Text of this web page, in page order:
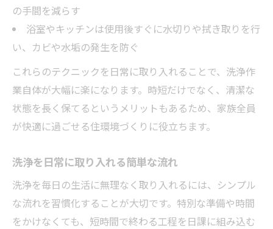
の手間を減らす
浴室やキッチンは使用後すぐに水切りや拭き取りを行
い、カビや水垢の発生を防ぐ
これらのテクニックを日常に取り入れることで、洗浄作
業自体が大幅に楽になります。時短だけでなく、清潔な
状態を長く保てるというメリットもあるため、家族全員
が快適に過ごせる住環境づくりに役立ちます。
洗浄を日常に取り入れる簡単な流れ
洗浄を毎日の生活に無理なく取り入れるには、シンプル
な流れを習慣化することが大切です。特別な準備や時間
をかけなくても、短時間で終わる工程を日課に組み込む